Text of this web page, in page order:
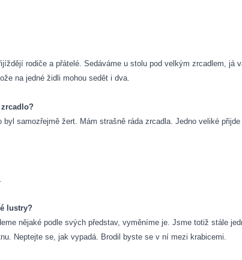
rodiče a přátelé. Sedáváme u stolu pod velkým zrcadlem,
na jedné židli mohou sedět i dva.
samozřejmě žert. Mám strašně ráda zrcadla. Jedno veliké
lustry?
nějaké podle svých představ, vyměníme je. Jsme totiž stále
Neptejte se, jak vypadá. Brodil byste se v ní mezi krabicemi.